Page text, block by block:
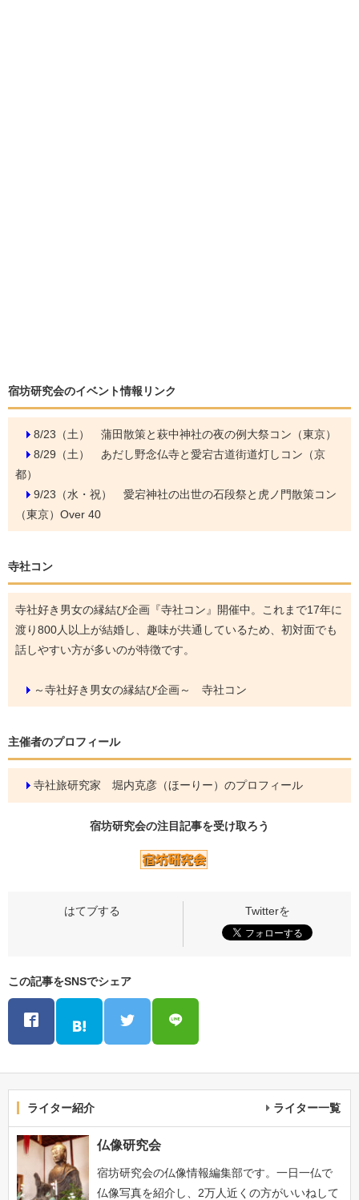
宿坊研究会のイベント情報リンク
8/23（土） 蒲田散策と萩中神社の夜の例大祭コン（東京）
8/29（土） あだし野念仏寺と愛宕古道街道灯しコン（京
都）
9/23（水・祝） 愛宕神社の出世の石段祭と虎ノ門散策コン
（東京）Over 40
寺社コン
寺社好き男女の縁結び企画『寺社コン』開催中。これまで17年に
渡り800人以上が結婚し、趣味が共通しているため、初対面でも
話しやすい方が多いのが特徴です。
～寺社好き男女の縁結び企画～ 寺社コン
主催者のプロフィール
寺社旅研究家 堀内克彦（ほーりー）のプロフィール
宿坊研究会の注目記事を受け取ろう
この記事をSNSでシェア
ライター紹介 ライター一覧
仏像研究会
宿坊研究会の仏像情報編集部です。一日一仏で
仏像写真を紹介し、2万人近くの方がいいねして